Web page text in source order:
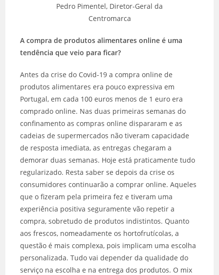
Pedro Pimentel, Diretor-Geral da
Centromarca
A compra de produtos alimentares online é uma
tendência que veio para ficar?
Antes da crise do Covid-19 a compra online de
produtos alimentares era pouco expressiva em
Portugal, em cada 100 euros menos de 1 euro era
comprado online. Nas duas primeiras semanas do
confinamento as compras online dispararam e as
cadeias de supermercados não tiveram capacidade
de resposta imediata, as entregas chegaram a
demorar duas semanas. Hoje está praticamente tudo
regularizado. Resta saber se depois da crise os
consumidores continuarão a comprar online. Aqueles
que o fizeram pela primeira fez e tiveram uma
experiência positiva seguramente vão repetir a
compra, sobretudo de produtos indistintos. Quanto
aos frescos, nomeadamente os hortofrutícolas, a
questão é mais complexa, pois implicam uma escolha
personalizada. Tudo vai depender da qualidade do
serviço na escolha e na entrega dos produtos. O mix